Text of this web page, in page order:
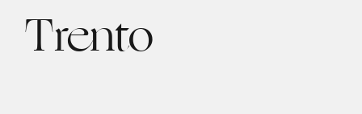
Trento